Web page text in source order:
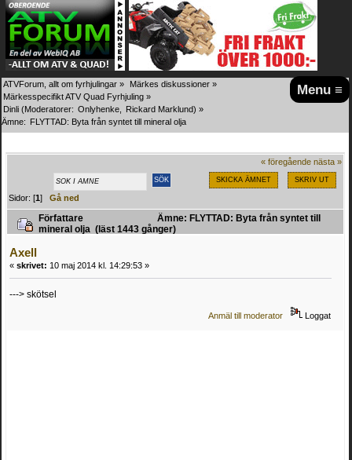
Menu ≡
ATVForum, allt om fyrhjulingar » Märkes diskussioner »
Märkesspecifikt ATV Quad Fyrhjuling »
Dinli (Moderatorer: Onlyhenke Rickard Marklund) »
Ämne: FLYTTAD: Byta från syntet till mineral olja
« föregående nästa »
SKICKA ÄMNET SKRIV UT
Sidor: [1]Gå ned
Författare
Ämne: FLYTTAD: Byta från syntet till
mineral olja (läst 1443 gånger)
Axell
« skrivet: 10 maj 2014 kl. 14:29:53 »
---> skötsel
Anmäl till moderator Loggat